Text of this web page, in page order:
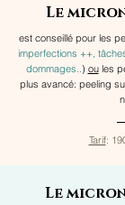
Le
est conseillé pour les
imperfections ++,
dommages..) oules
plus avancé: peeling
Tarif:
Le